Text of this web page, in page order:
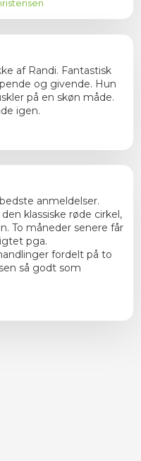
af Randi. Fantastisk
og givende. Hun
på en skøn måde.
igen.
anmeldelser.
klassiske røde cirkel,
To måneder senere får
pga.
fordelt på to
så godt som